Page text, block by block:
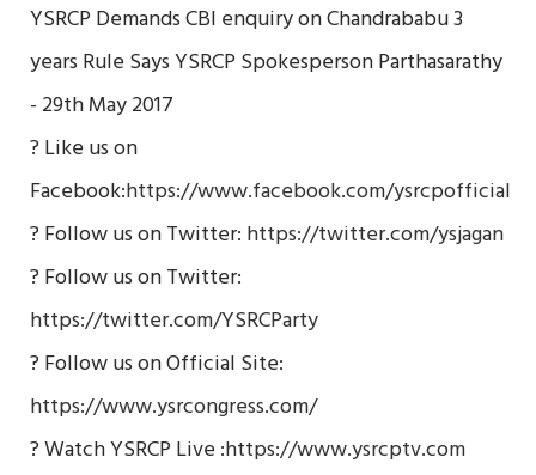
YSRCP Demands CBI enquiry on Chandrababu 3
years Rule Says YSRCP Spokesperson Parthasarathy
- 29th May 2017
? Like us on
Facebook:https://www.facebook.com/ysrcpofficial
? Follow us on Twitter:https://twitter.com/ysjagan
? Follow us on Twitter:
https://twitter.com/YSRCParty
? Follow us on Official Site:
https://www.ysrcongress.com/
? Watch YSRCP Live :https://www.ysrcptv.com